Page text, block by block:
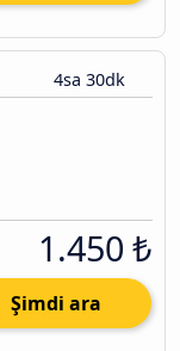
4sa 30dk
1.450 ₺
Şimdi ara